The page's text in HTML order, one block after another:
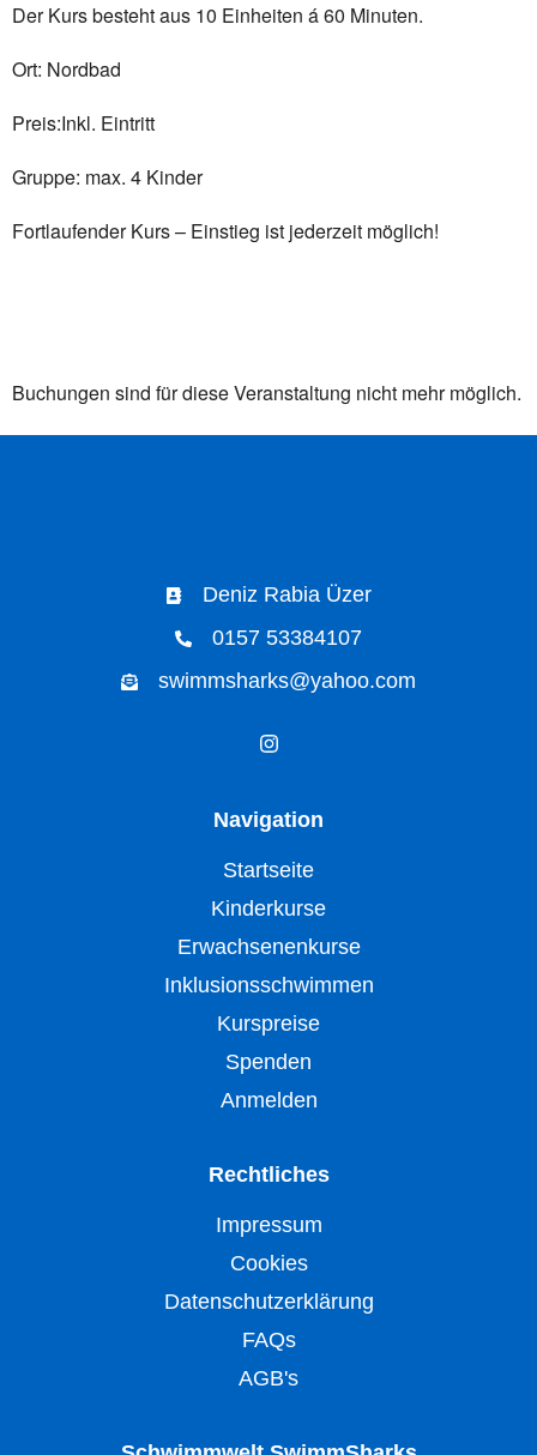
Der Kurs besteht aus 10 Einheiten á 60 Minuten.
Ort: Nordbad
Preis:Inkl. Eintritt
Gruppe: max. 4 Kinder
Fortlaufender Kurs – Einstieg ist jederzeit möglich!
Buchungen sind für diese Veranstaltung nicht mehr möglich.
Deniz Rabia Üzer
0157 53384107
swimmsharks@yahoo.com
Navigation
Startseite
Kinderkurse
Erwachsenenkurse
Inklusionsschwimmen
Kurspreise
Spenden
Anmelden
Rechtliches
Impressum
Cookies
Datenschutzerklärung
FAQs
AGB's